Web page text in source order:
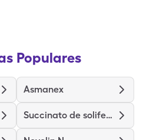
Populares
Asmanex
Succinato de solifenacina